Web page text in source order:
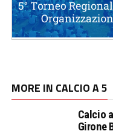
MORE IN CALCIO A 5
Calcio
Girone